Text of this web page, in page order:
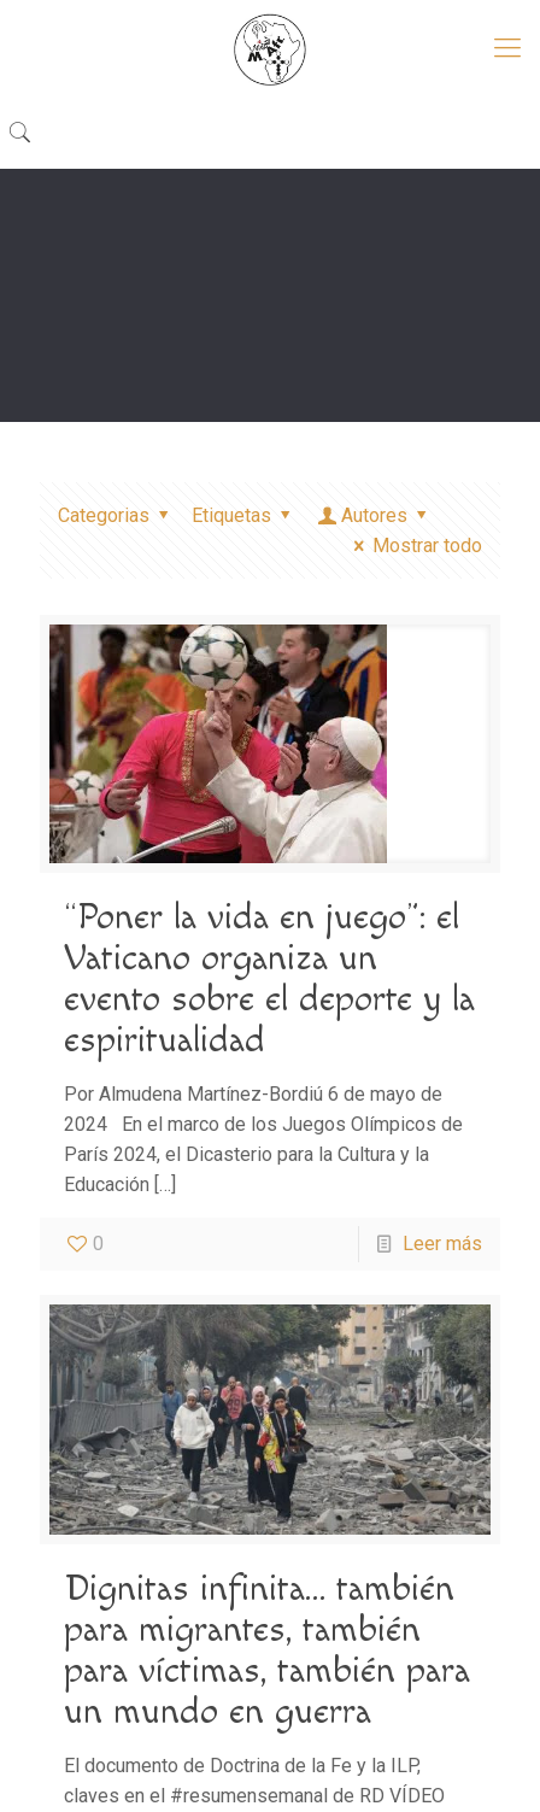
Categorias Etiquetas
Autores
Mostrar todo
“Poner la vida en juego”: el
Vaticano organiza un
evento sobre el deporte y la
espiritualidad
Por Almudena Martínez-Bordiú 6 de mayo de
2024 En el marco de los Juegos Olímpicos de
París 2024, el Dicasterio para la Cultura y la
Educación […]
0 Leer más
Dignitas infinita… también
para migrantes, también
para víctimas, también para
un mundo en guerra
El documento de Doctrina de la Fe y la ILP,
claves en el #resumensemanal de RD VÍDEO